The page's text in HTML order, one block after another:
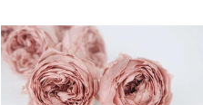
zzgl.
MwSt
(VAT/IVA
excl.)